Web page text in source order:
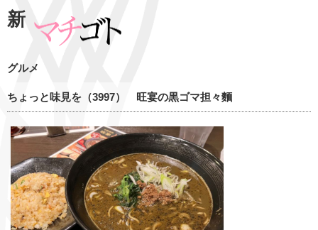
新
グルメ
ちょっと味見を（3997） 旺宴の黒ゴマ担々麵